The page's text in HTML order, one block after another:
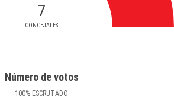
7
CONCEJALES
Número de votos
100% ESCRUTADO